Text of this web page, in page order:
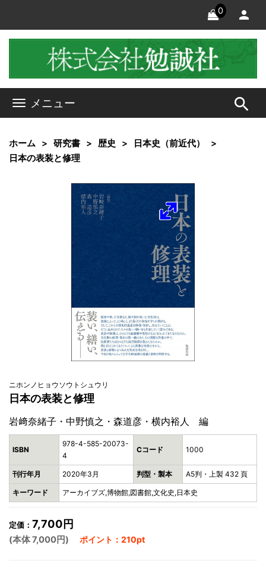
0
メニュー search
ホーム 研究書 歴史
日本史（前近代）
日本の表装と修理
ニホンノヒョウソウトシュウリ
日本の表装と修理
岩﨑奈緒子・中野慎之・森道彦・横内裕人 編
ISBN
978-4-585-20073-
4
Cコード 1000
刊行年月 2020年3月 判型・製本 A5判・上製 432 頁
キーワード アーカイブズ,博物館,図書館,文化史,日本史
定価： 7,700円
(本体 7,000円) ポイント：210pt